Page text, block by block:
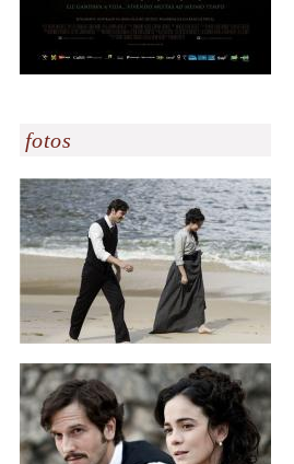
fotos